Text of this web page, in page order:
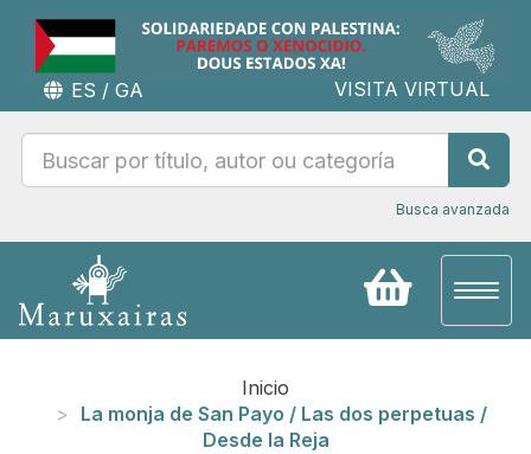
ES / GA VISITA VIRTUAL
Busca avanzada
Inicio
La monja de San Payo / Las dos perpetuas /
Desde la Reja